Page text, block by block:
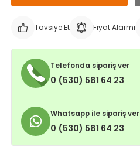
Tavsiye Et Fiyat Alarmı
Telefonda sipariş ver
0 (530) 581 64 23
Whatsapp ile sipariş ver
0 (530) 581 64 23